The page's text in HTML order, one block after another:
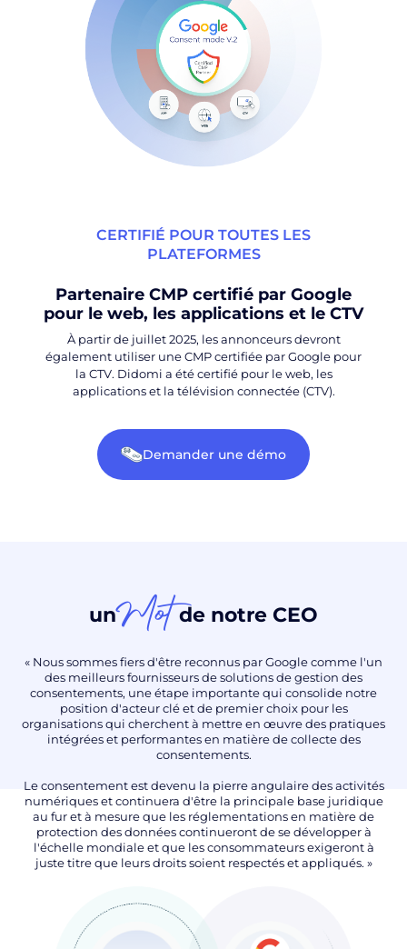
CERTIFIÉ POUR TOUTES LES
PLATEFORMES
Partenaire CMP certifié par Google
pour le web, les applications et le CTV
À partir de juillet 2025, les annonceurs devront
également utiliser une CMP certifiée par Google pour
la CTV. Didomi a été certifié pour le web, les
applications et la télévision connectée (CTV).
Demander une démo
unMot de notre CEO
« Nous sommes fiers d'être reconnus par Google comme l'un
des meilleurs fournisseurs de solutions de gestion des
consentements, une étape importante qui consolide notre
position d'acteur clé et de premier choix pour les
organisations qui cherchent à mettre en œuvre des pratiques
intégrées et performantes en matière de collecte des
consentements.
Le consentement est devenu la pierre angulaire des activités
numériques et continuera d'être la principale base juridique
au fur et à mesure que les réglementations en matière de
protection des données continueront de se développer à
l'échelle mondiale et que les consommateurs exigeront à
juste titre que leurs droits soient respectés et appliqués. »